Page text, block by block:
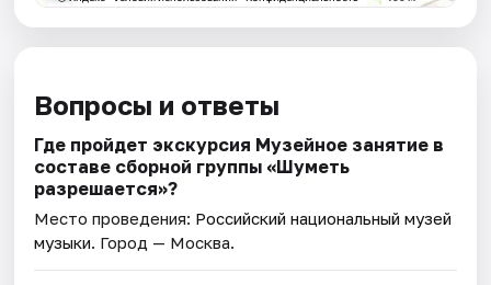
Вопросы и ответы
Где пройдет экскурсия Музейное занятие в
составе сборной группы «Шуметь
разрешается»?
Место проведения: Российский национальный музей
музыки. Город — Москва.